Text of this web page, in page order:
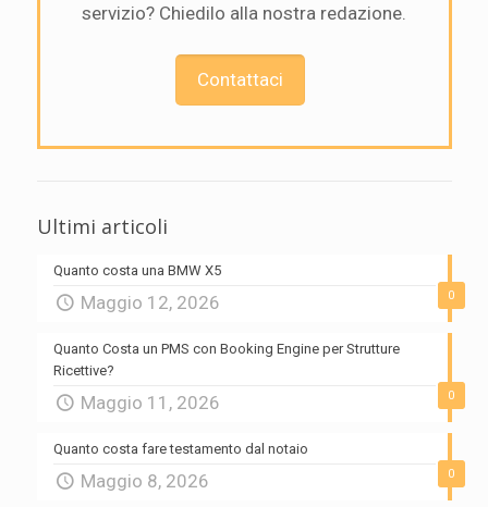
servizio? Chiedilo alla nostra redazione.
Contattaci
Ultimi articoli
0
Quanto costa una BMW X5
Maggio 12, 2026
0
Quanto Costa un PMS con Booking Engine per Strutture
Ricettive?
Maggio 11, 2026
0
Quanto costa fare testamento dal notaio
Maggio 8, 2026